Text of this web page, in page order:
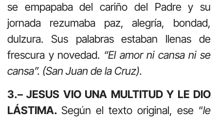
se empapaba del cariño del Padre y su
jornada rezumaba paz, alegría, bondad,
dulzura. Sus palabras estaban llenas de
frescura y novedad. “El amor ni cansa ni se
cansa”. (San Juan de la Cruz).
3.– JESUS VIO UNA MULTITUD Y LE DIO
LÁSTIMA. Según el texto original, ese “le